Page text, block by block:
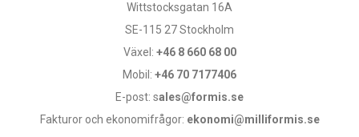
Wittstocksgatan 16A
SE-115 27 Stockholm
Växel: +46 8 660 68 00
Mobil: +46 70 7177406
E-post: sales@formis.se
Fakturor och ekonomifrågor: ekonomi@milliformis.se